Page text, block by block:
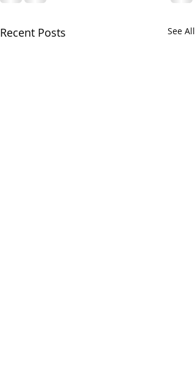
Recent Posts See All